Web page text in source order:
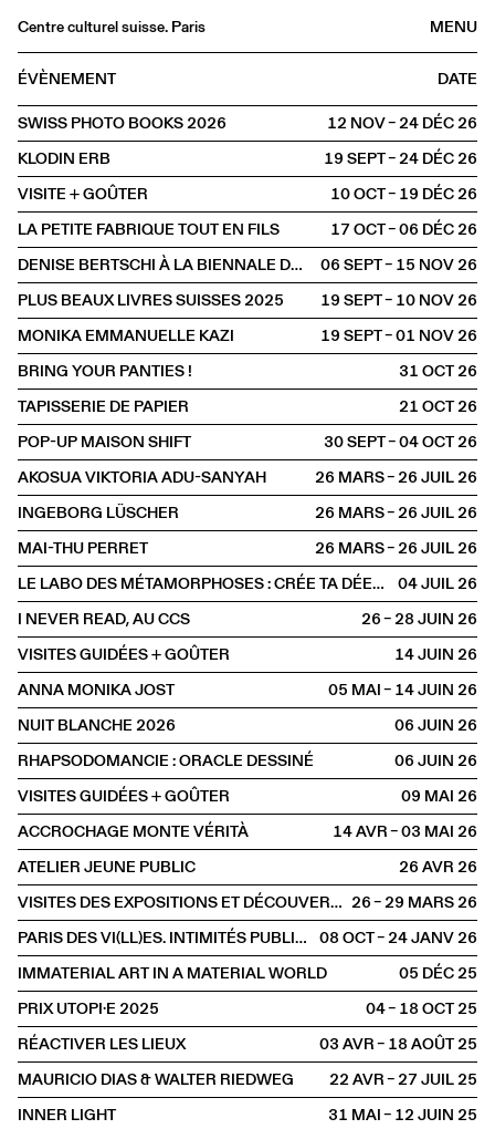
MENU
Centre culturel suisse. Paris
Agenda
Librairie
Buvette
Archives
Médiathèque
Éditions
Informations
FR/EN
EXPOSITION
ÉVÈNEMENT
DATE
SWISS PHOTO BOOKS 2026
12 NOV – 24 DÉC2026
KLODIN ERB
19 SEPT – 24 DÉC2026
VISITE + GOÛTER
10 OCT – 19 DÉC2026
LA PETITE FABRIQUE TOUT EN FILS
17 OCT – 06 DÉC2026
DENISE BERTSCHI À LA BIENNALE DE GWANGJU 2026
06 SEPT – 15 NOV2026
PLUS BEAUX LIVRES SUISSES 2025
19 SEPT – 10 NOV2026
MONIKA EMMANUELLE KAZI
19 SEPT – 01 NOV2026
BRING YOUR PANTIES !
31 OCT2026
TAPISSERIE DE PAPIER
21 OCT2026
POP-UP MAISON SHIFT
30 SEPT – 04 OCT2026
AKOSUA VIKTORIA ADU-SANYAH
26 MARS – 26 JUIL2026
INGEBORG LÜSCHER
26 MARS – 26 JUIL2026
MAI-THU PERRET
26 MARS – 26 JUIL2026
LE LABO DES MÉTAMORPHOSES : CRÉE TA DÉESSE, INVENTE TA CRÉATURE
04 JUIL2026
I NEVER READ, AU CCS
26 – 28 JUIN2026
VISITES GUIDÉES + GOÛTER
14 JUIN2026
ANNA MONIKA JOST
05 MAI – 14 JUIN2026
NUIT BLANCHE 2026
06 JUIN2026
RHAPSODOMANCIE : ORACLE DESSINÉ
06 JUIN2026
VISITES GUIDÉES + GOÛTER
09 MAI2026
ACCROCHAGE MONTE VÉRITÀ
14 AVR – 03 MAI2026
ATELIER JEUNE PUBLIC
26 AVR2026
VISITES DES EXPOSITIONS ET DÉCOUVERTE DU BÂTIMENT 26 – 29 MARS2026
PARIS DES VI(LL)ES. INTIMITÉS PUBLIQUES
08 OCT – 24 JANV2026
IMMATERIAL ART IN A MATERIAL WORLD
05 DÉC2025
PRIX UTOPI·E 2025
04 – 18 OCT2025
RÉACTIVER LES LIEUX
03 AVR – 18 AOÛT2025
MAURICIO DIAS & WALTER RIEDWEG
22 AVR – 27 JUIL2025
INNER LIGHT
31 MAI – 12 JUIN2025